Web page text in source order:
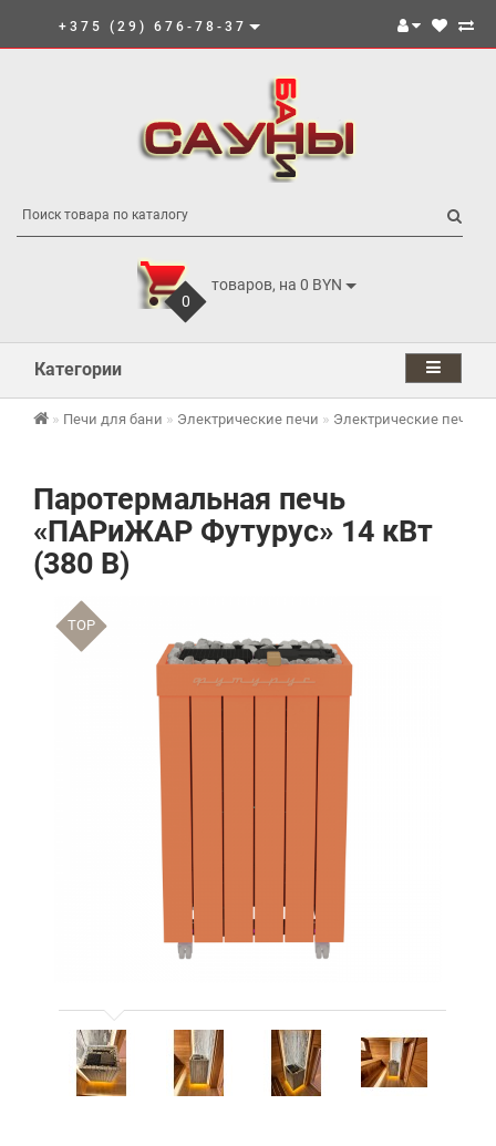
+375 (29) 676-78-37
0
товаров, на 0 BYN
Категории
Печи для бани Электрические печи Электрические печи
Паротермальная печь
«ПАРиЖАР Футурус» 14 кВт
(380 В)
TOP